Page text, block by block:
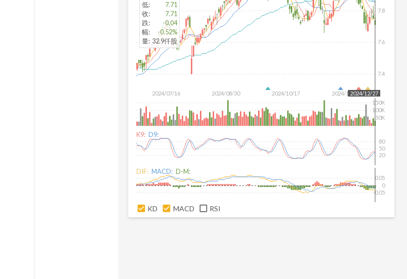
2024/07/16 2024/08/30 2024/10/17 2024/12/04
7.4
7.6
7.8
2024/12/27
50K
100K
150K
低:
7.71
收:
7.71
跌:
-0.04
幅:
-0.52%
量: 32.9仟股
K9: D9:
20
50
80
DIF: MACD: D-M:
-0.05
0
0.05
KD MACD RSI